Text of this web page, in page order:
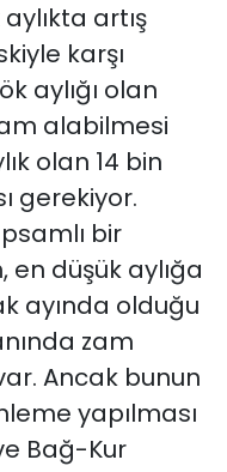
artış
karşı
aylığı olan
alabilmesi
olan 14 bin
gerekiyor.
bir
en düşük aylığa
ayında olduğu
zam
Ancak bunun
yapılması
Bağ-Kur